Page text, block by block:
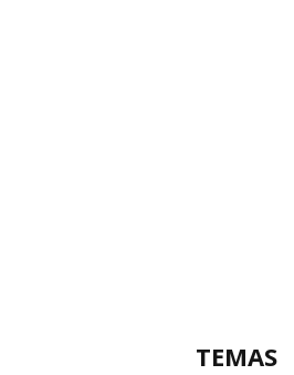
TEMAS